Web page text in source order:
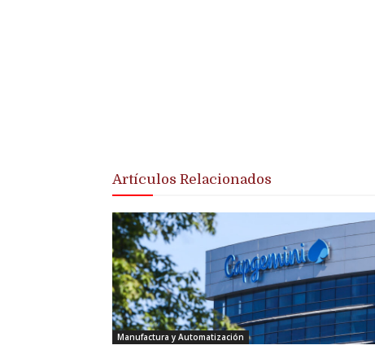
Artículos Relacionados
Manufactura y Automatización